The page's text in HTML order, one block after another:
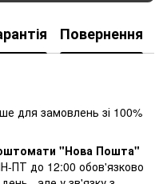
Повернення
для замовлень зі 100%
"Нова Пошта"
ПТ до 12:00 обов'язково